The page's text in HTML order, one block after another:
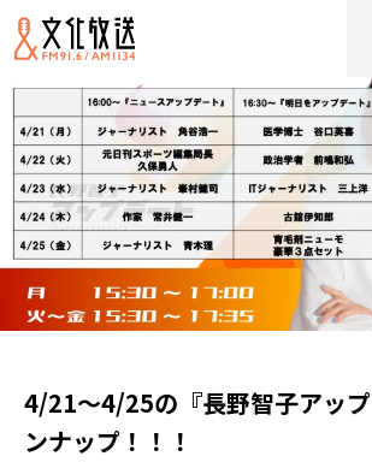
4/21～4/25の『長野智子アッ
ンナップ！！！